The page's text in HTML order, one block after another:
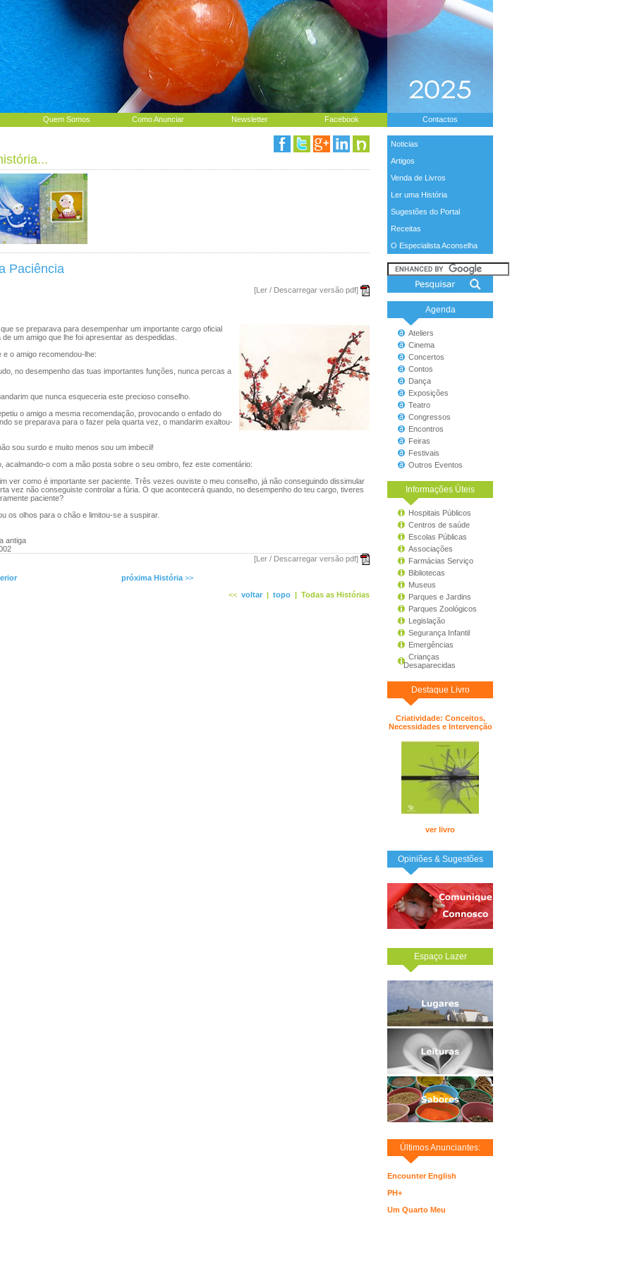
Quem Somos Como Anunciar Newsletter Facebook Contactos
Noticias
Artigos
Venda de Livros
Ler uma História
Sugestões do Portal
Receitas
O Especialista Aconselha
Agenda
Ateliers
Cinema
Concertos
Contos
Dança
Exposições
Teatro
Congressos
Encontros
Feiras
Festivais
Outros Eventos
Informações Úteis
Hospitais Públicos
Centros de saúde
Escolas Públicas
Associações
Farmácias Serviço
Bibliotecas
Museus
Parques e Jardins
Parques Zoológicos
Legislação
Segurança Infantil
Emergências
Crianças
Desaparecidas
Destaque Livro
Criatividade: Conceitos,
Necessidades e Intervenção
ver livro
Opiniões & Sugestões
Espaço Lazer
Últimos Anunciantes:
Encounter English
PH+
Um Quarto Meu
Paciência
[Ler / Descarregar versão pdf]
se preparava para desempenhar um importante cargo oficial
um amigo que lhe foi apresentar as despedidas.
o amigo recomendou-lhe:
no desempenho das tuas importantes funções, nunca percas a
que nunca esqueceria este precioso conselho.
o amigo a mesma recomendação, provocando o enfado do
se preparava para o fazer pela quarta vez, o mandarim exaltou-
sou surdo e muito menos sou um imbecil!
acalmando-o com a mão posta sobre o seu ombro, fez este comentário:
ver como é importante ser paciente. Três vezes ouviste o meu conselho, já não conseguindo dissimular
vez não conseguiste controlar a fúria. O que acontecerá quando, no desempenho do teu cargo, tiveres
paciente?
os olhos para o chão e limitou-se a suspirar.
antiga
[Ler / Descarregar versão pdf]
próxima História >>
<< voltar | topo | Todas as Histórias